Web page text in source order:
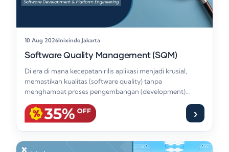
10 Aug 2026Inixindo Jakarta
Software Quality Management (SQM)
Di era di mana kecepatan rilis aplikasi menjadi krusial,
memastikan kualitas (software quality) tanpa
menghambat proses pengembangan (development)
›